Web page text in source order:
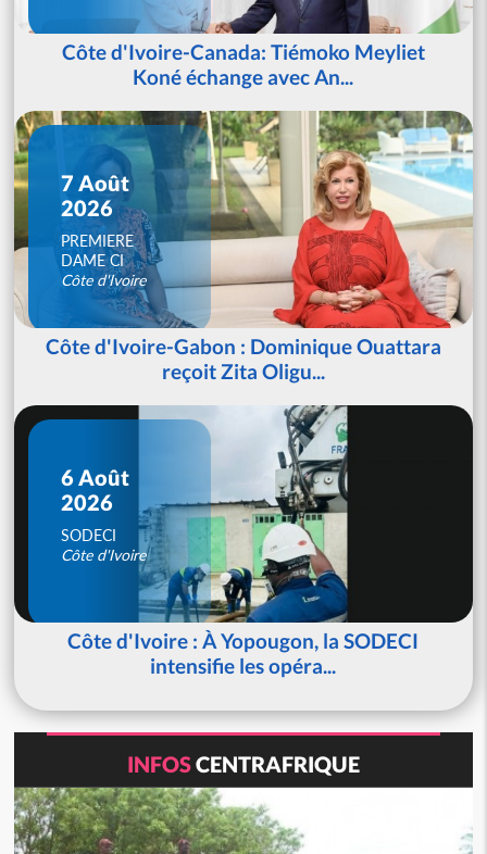
Côte d'Ivoire-Canada: Tiémoko Meyliet
Koné échange avec An...
7 Août
2026
PREMIERE
DAME CI
Côte d'Ivoire
Côte d'Ivoire-Gabon : Dominique Ouattara
reçoit Zita Oligu...
6 Août
2026
SODECI
Côte d'Ivoire
Côte d'Ivoire : À Yopougon, la SODECI
intensifie les opéra...
INFOSCENTRAFRIQUE